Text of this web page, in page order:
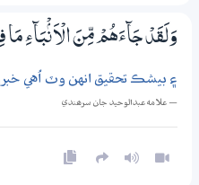
وَلَقَدْ جَاۗءَهُمْ مِّنَ الْاَنْۢبَاۗءِ مَا
۽ بيشڪ تحقيق انهن وٽ اُهي
— علامه عبدالوحيد جان سرھندي